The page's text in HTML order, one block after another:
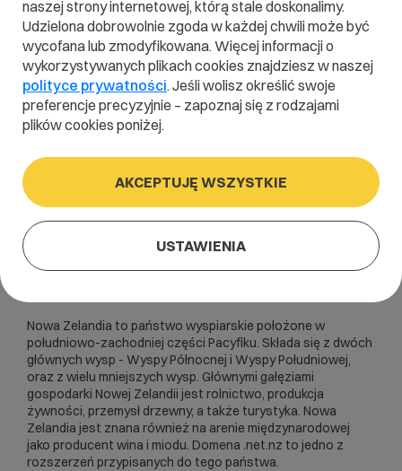
.net.nz
Szukaj
Nowa Zelandia to państwo wyspiarskie położone w
południowo-zachodniej części Pacyfiku. Składa się z dwóch
głównych wysp - Wyspy Północnej i Wyspy Południowej,
oraz z wielu mniejszych wysp. Głównymi gałęziami
gospodarki Nowej Zelandii jest rolnictwo, produkcja
żywności, przemysł drzewny, a także turystyka. Nowa
Zelandia jest znana również na arenie międzynarodowej
jako producent wina i miodu. Domena .net.nz to jedno z
rozszerzeń przypisanych do tego państwa.
naszej strony internetowej, którą stale doskonalimy.
Udzielona dobrowolnie zgoda w każdej chwili może być
wycofana lub zmodyfikowana. Więcej informacji o
wykorzystywanych plikach cookies znajdziesz w naszej
polityce prywatności. Jeśli wolisz określić swoje
preferencje precyzyjnie – zapoznaj się z rodzajami
plików cookies poniżej.
AKCEPTUJĘ WSZYSTKIE
USTAWIENIA